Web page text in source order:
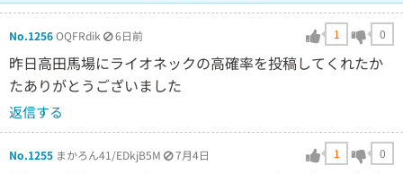
No.1256OQFRdik 6日前 1 0
昨日高田馬場にライオネックの高確率を投稿してくれたか
たありがとうございました
返信する
No.1255 まかろん41/EDkjB5M 7月4日 1 0